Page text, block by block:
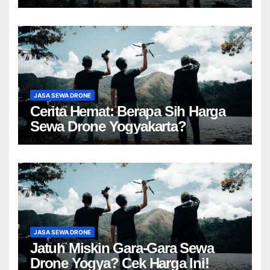
JASA SEWA DRONE
Cerita Hemat: Berapa Sih Harga
Sewa Drone Yogyakarta?
JASA SEWA DRONE
Jatuh Miskin Gara-Gara Sewa
Drone Yogya? Cek Harga Ini!